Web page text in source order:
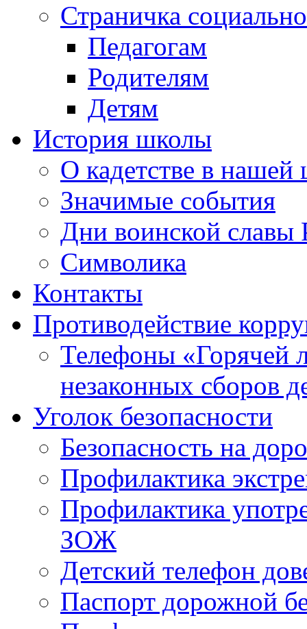
Страничка
Педагогам
Родителям
Детям
История школы
О кадетстве в нашей
Значимые события
Дни воинской славы
Символика
Контакты
Противодействие
Телефоны «Горячей
незаконных сборов
Уголок безопасности
Безопасность на
Профилактика
Профилактика
ЗОЖ
Детский телефон
Паспорт дорожной